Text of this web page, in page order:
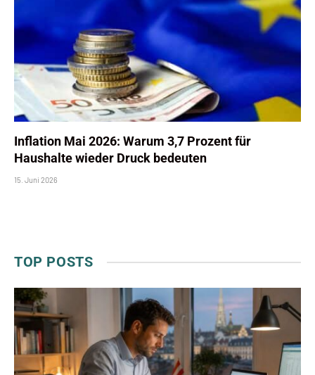
Inflation Mai 2026: Warum 3,7 Prozent für
Haushalte wieder Druck bedeuten
15. Juni 2026
TOP POSTS